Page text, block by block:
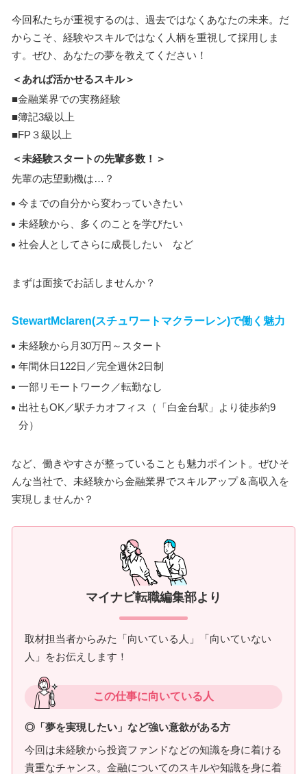
今回私たちが重視するのは、過去ではなくあなたの未来。だ
からこそ、経験やスキルではなく人柄を重視して採用しま
す。ぜひ、あなたの夢を教えてください！
＜あれば活かせるスキル＞
■金融業界での実務経験
■簿記3級以上
■FP３級以上
＜未経験スタートの先輩多数！＞
先輩の志望動機は…？
今までの自分から変わっていきたい
未経験から、多くのことを学びたい
社会人としてさらに成長したい など
まずは面接でお話しませんか？
StewartMclaren(スチュワートマクラーレン)で働く魅力
未経験から月30万円～スタート
年間休日122日／完全週休2日制
一部リモートワーク／転勤なし
出社もOK／駅チカオフィス（「白金台駅」より徒歩約9
分）
など、働きやすさが整っていることも魅力ポイント。ぜひそ
んな当社で、未経験から金融業界でスキルアップ＆高収入を
実現しませんか？
マイナビ転職編集部より
取材担当者からみた「向いている人」「向いていない
人」をお伝えします！
この仕事に向いている人
◎「夢を実現したい」など強い意欲がある方
今回は未経験から投資ファンドなどの知識を身に着ける
貴重なチャンス。金融についてのスキルや知識を身に着